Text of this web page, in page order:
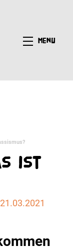
Menü
ist
21.03.2021